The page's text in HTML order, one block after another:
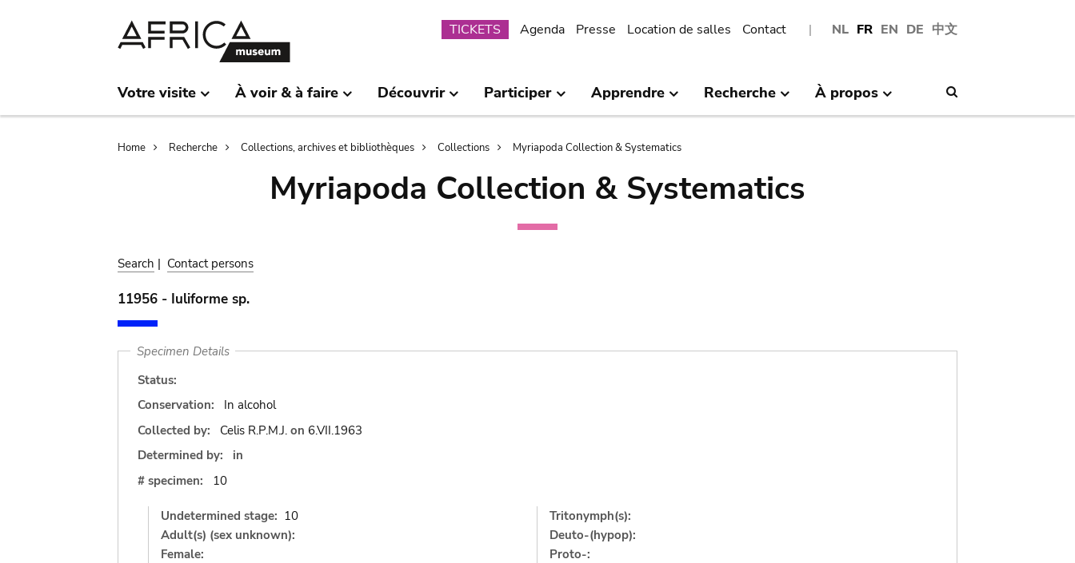
NL FR EN DE 中文
Submenu
TICKETS Agenda Presse Location de salles Contact
Votre visite À voir & à faire Découvrir Participer Apprendre Recherche À propos
Breadcrumb
Home Recherche Collections, archives et bibliothèques Collections Myriapoda Collection & Systematics
Myriapoda Collection & Systematics
Search | Contact persons
11956 - Iuliforme sp.
Specimen Details
Status:
Conservation:
In alcohol
Collected by:
Celis R.P.M.J. on 6.VII.1963
Determined by:
in
# specimen:
10
Undetermined stage: 10
Adult(s) (sex unknown):
Female:
Tritonymph(s):
Deuto-(hypop):
Proto-: